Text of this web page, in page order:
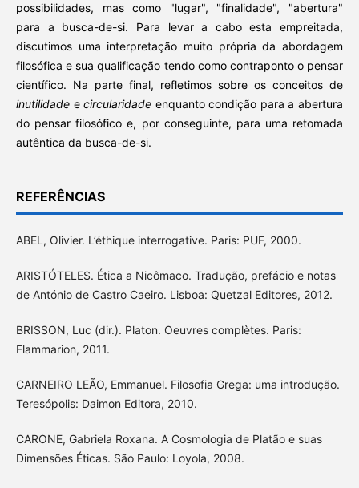
possibilidades, mas como "lugar", "finalidade", "abertura"
para a busca-de-si. Para levar a cabo esta empreitada,
discutimos uma interpretação muito própria da abordagem
filosófica e sua qualificação tendo como contraponto o pensar
científico. Na parte final, refletimos sobre os conceitos de
inutilidadeecircularidade enquanto condição para a abertura
do pensar filosófico e, por conseguinte, para uma retomada
autêntica da busca-de-si.
REFERÊNCIAS
ABEL, Olivier. L’éthique interrogative. Paris: PUF, 2000.
ARISTÓTELES. Ética a Nicômaco. Tradução, prefácio e notas
de António de Castro Caeiro. Lisboa: Quetzal Editores, 2012.
BRISSON, Luc (dir.). Platon. Oeuvres complètes. Paris:
Flammarion, 2011.
CARNEIRO LEÃO, Emmanuel. Filosofia Grega: uma introdução.
Teresópolis: Daimon Editora, 2010.
CARONE, Gabriela Roxana. A Cosmologia de Platão e suas
Dimensões Éticas. São Paulo: Loyola, 2008.